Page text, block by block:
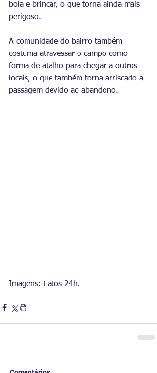
bola e brincar, o que torna ainda mais
perigoso.
A comunidade do bairro também
costuma atravessar o campo como
forma de atalho para chegar a outros
locais, o que também torna arriscado a
passagem devido ao abandono.
Imagens: Fatos 24h.